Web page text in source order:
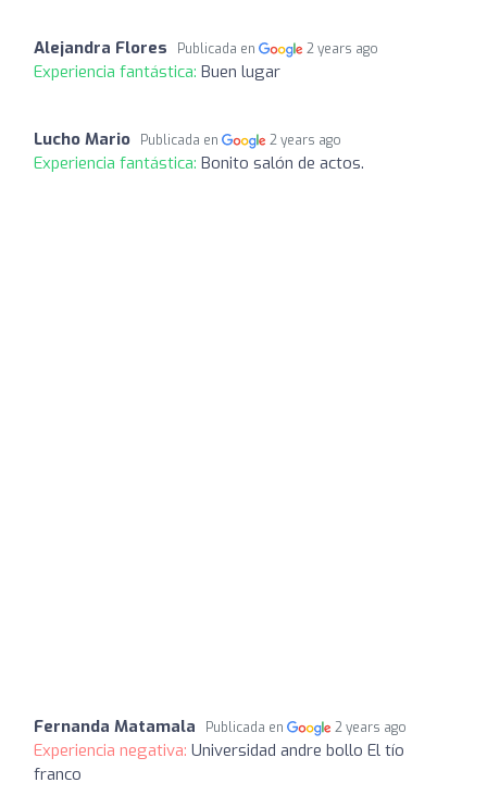
Alejandra Flores Publicada en 2 years ago
Experiencia fantástica: Buen lugar
Lucho Mario Publicada en 2 years ago
Experiencia fantástica: Bonito salón de actos.
Fernanda Matamala Publicada en 2 years ago
Experiencia negativa: Universidad andre bollo El tío
franco